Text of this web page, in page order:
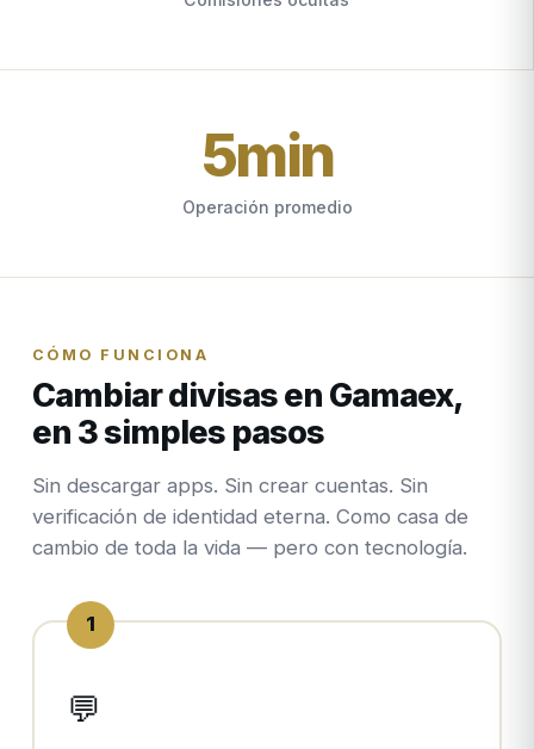
5min
Operación promedio
CÓMO FUNCIONA
Cambiar divisas en Gamaex,
en 3 simples pasos
Sin descargar apps. Sin crear cuentas. Sin
verificación de identidad eterna. Como casa de
cambio de toda la vida — pero con tecnología.
1
💬